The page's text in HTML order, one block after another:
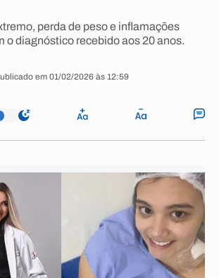
perda de peso e inflamações
o diagnóstico recebido aos 20 anos.
em 01/02/2026 às 12:59